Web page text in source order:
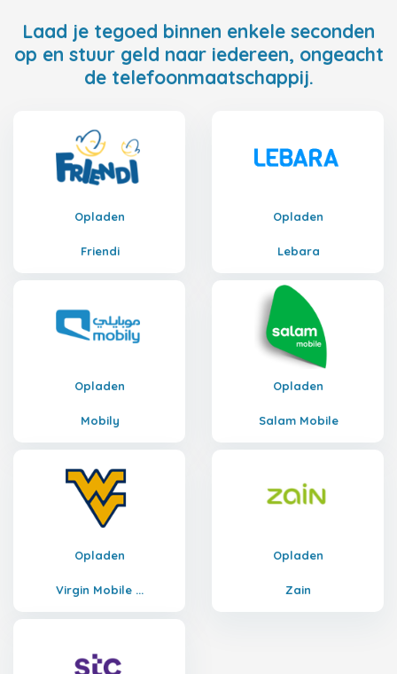
Laad je tegoed binnen enkele seconden
op en stuur geld naar iedereen, ongeacht
de telefoonmaatschappij.
Opladen
Friendi
Opladen
Lebara
Opladen
Mobily
Opladen
Salam Mobile
Opladen
Virgin Mobile ...
Opladen
Zain